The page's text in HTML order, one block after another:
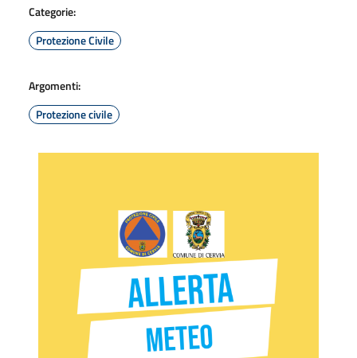
Categorie:
Protezione Civile
Argomenti:
Protezione civile